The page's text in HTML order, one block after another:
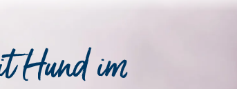
Hund im